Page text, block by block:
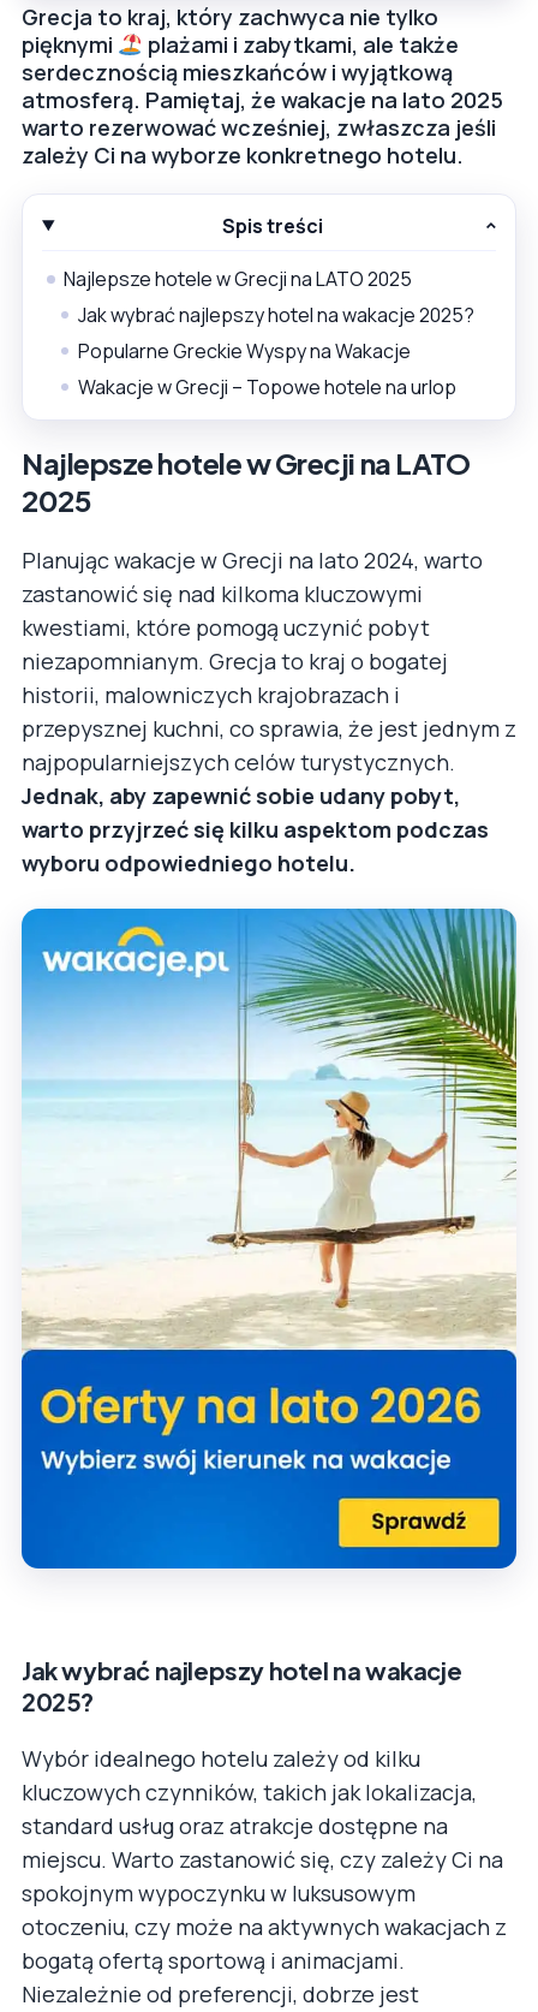
Grecja to kraj, który zachwyca nie tylko
pięknymi
plażami i zabytkami, ale także
serdecznością mieszkańców i wyjątkową
atmosferą. Pamiętaj, że wakacje na lato 2025
warto rezerwować wcześniej, zwłaszcza jeśli
zależy Ci na wyborze konkretnego hotelu.
Spis treści
Najlepsze hotele w Grecji na LATO 2025
Jak wybrać najlepszy hotel na wakacje 2025?
Popularne Greckie Wyspy na Wakacje
Wakacje w Grecji – Topowe hotele na urlop
Najlepsze hotele w Grecji na LATO
2025
Planując wakacje w Grecji na lato 2024, warto
zastanowić się nad kilkoma kluczowymi
kwestiami, które pomogą uczynić pobyt
niezapomnianym. Grecja to kraj o bogatej
historii, malowniczych krajobrazach i
przepysznej kuchni, co sprawia, że jest jednym z
najpopularniejszych celów turystycznych.
Jednak, aby zapewnić sobie udany pobyt,
warto przyjrzeć się kilku aspektom podczas
wyboru odpowiedniego hotelu.
Jak wybrać najlepszy hotel na wakacje
2025?
Wybór idealnego hotelu zależy od kilku
kluczowych czynników, takich jak lokalizacja,
standard usług oraz atrakcje dostępne na
miejscu. Warto zastanowić się, czy zależy Ci na
spokojnym wypoczynku w luksusowym
otoczeniu, czy może na aktywnych wakacjach z
bogatą ofertą sportową i animacjami.
Niezależnie od preferencji, dobrze jest